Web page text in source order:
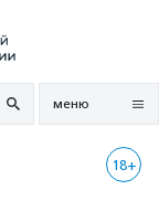
меню
18+